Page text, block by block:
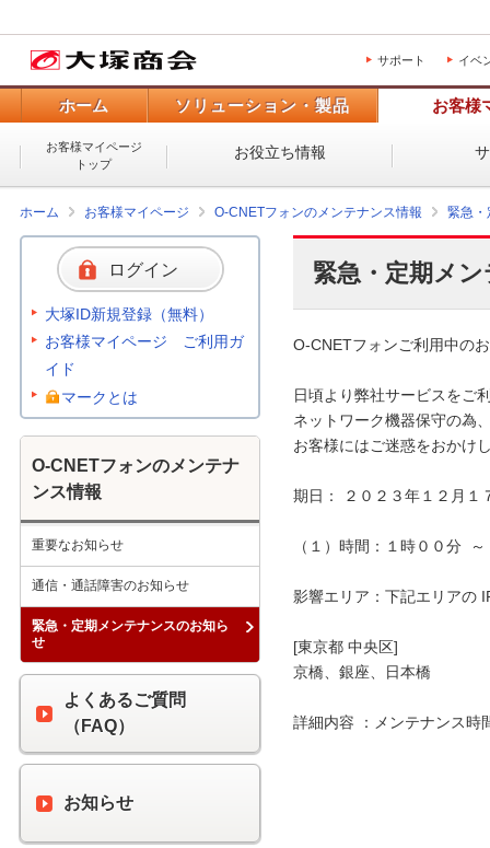
サポート イベ
ホーム ソリューション・製品 お客様
お客様マイページ
トップ
お役立ち情報
ホーム お客様マイページ O-CNETフォンのメンテナンス情報 緊急・
緊急・定期メ
O-CNETフォンご利用中の
日頃より弊社サービスをご
ネットワーク機器保守の為
お客様にはご迷惑をおかけ
期日： ２０２３年１２月１
（１）時間：１時００分
影響エリア：下記エリアの
[東京都 中央区]
京橋、銀座、日本橋
詳細内容 ：メンテナンス時
ログイン
大塚ID新規登録（無料）
お客様マイページ ご利用ガ
イド
マークとは
O-CNETフォンのメンテナ
ンス情報
重要なお知らせ
通信・通話障害のお知らせ
緊急・定期メンテナンスのお知ら
せ
よくあるご質問
（FAQ）
お知らせ